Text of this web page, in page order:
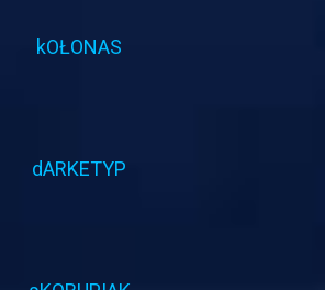
kOŁONAS
dARKETYP